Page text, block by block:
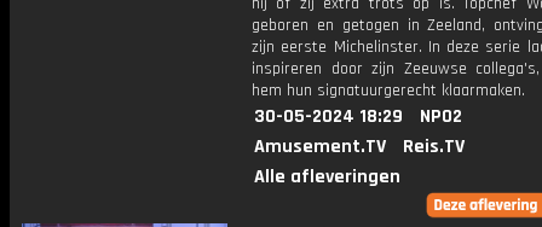
geboren en getogen in Zeeland,
zijn eerste Michelinster. In deze serie
inspireren door zijn Zeeuwse
hem hun signatuurgerecht klaarmaken.
30-05-2024 18:29
NPO2
Amusement.TV
Reis.TV
Alle afleveringen